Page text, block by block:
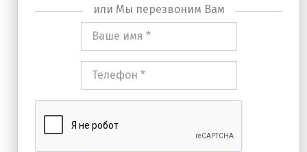
или Мы перезвоним Вам
имя
Номер
телефона